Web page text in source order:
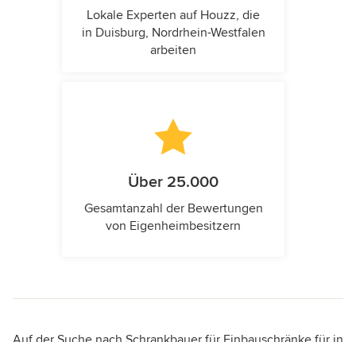
Lokale Experten auf Houzz, die
in Duisburg, Nordrhein-Westfalen
arbeiten
Über 25.000
Gesamtanzahl der Bewertungen
von Eigenheimbesitzern